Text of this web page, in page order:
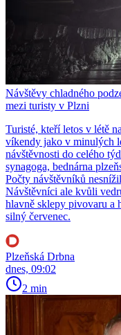
Návštěvy chladného
mezi turisty v Plzni
Turisté, kteří letos v létě
víkendy jako v minulých
návštěvnosti do celého
synagoga, bednárna
Počty návštěvníků
Návštěvníci ale kvůli
hlavně sklepy pivovaru a
silný červenec.
Plzeňská Drbna
dnes, 09:02
2 min